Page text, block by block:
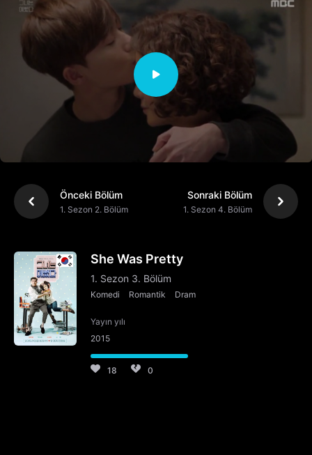
Önceki Bölüm
1. Sezon 2. Bölüm
Sonraki Bölüm
1. Sezon 4. Bölüm
She Was Pretty
1. Sezon 3. Bölüm
Komedi Romantik Dram
Yayın yılı
2015
18 0